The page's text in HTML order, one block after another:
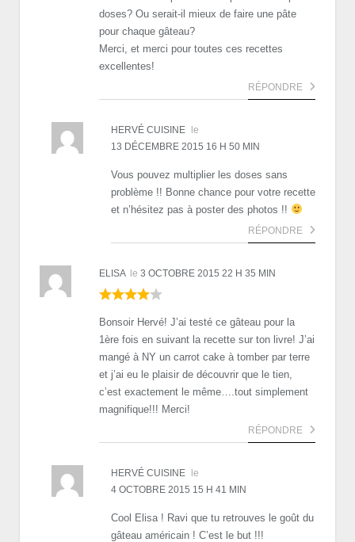
doses? Ou serait-il mieux de faire une pâte
pour chaque gâteau?
Merci, et merci pour toutes ces recettes
excellentes!
RÉPONDRE
HERVÉ CUISINE
le
13 DÉCEMBRE 2015 16 H 50 MIN
Vous pouvez multiplier les doses sans
problème !! Bonne chance pour votre recette
et n’hésitez pas à poster des photos !!
RÉPONDRE
ELISA le 3 OCTOBRE 2015 22 H 35 MIN
Bonsoir Hervé! J’ai testé ce gâteau pour la
1ère fois en suivant la recette sur ton livre! J’ai
mangé à NY un carrot cake à tomber par terre
et j’ai eu le plaisir de découvrir que le tien,
c’est exactement le même….tout simplement
magnifique!!! Merci!
RÉPONDRE
HERVÉ CUISINE
le
4 OCTOBRE 2015 15 H 41 MIN
Cool Elisa ! Ravi que tu retrouves le goût du
gâteau américain ! C’est le but !!!